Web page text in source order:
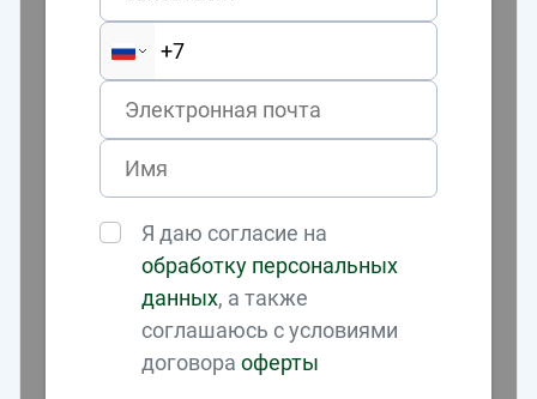
Я даю согласие на
обработку персональных
данных, а также
соглашаюсь с условиями
договораоферты